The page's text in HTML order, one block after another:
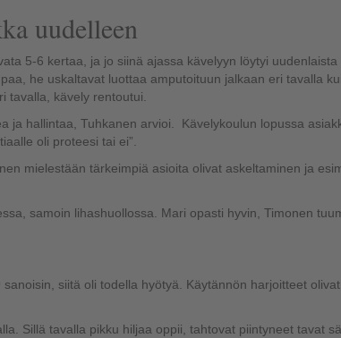
uudelleen
5-6 kertaa, ja jo siinä ajassa kävelyyn löytyi uudenlaista
he uskaltavat luottaa amputoituun jalkaan eri tavalla
tavalla, kävely rentoutui.
ja hallintaa, Tuhkanen arvioi. Kävelykoulun lopussa
oli proteesi tai ei”.
mielestään tärkeimpiä asioita olivat askeltaminen ja
samoin lihashuollossa. Mari opasti hyvin, Timonen
siitä oli todella hyötyä. Käytännön harjoitteet olivat
Sillä tavalla pikku hiljaa oppii, tahtovat piintyneet tavat